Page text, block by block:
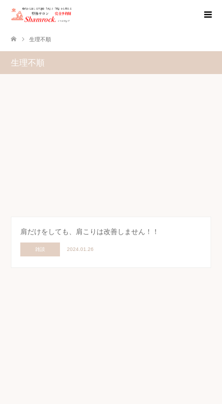
生理不順
生理不順
肩だけをしても、肩こりは改善しません！！
雑談 2024.01.26